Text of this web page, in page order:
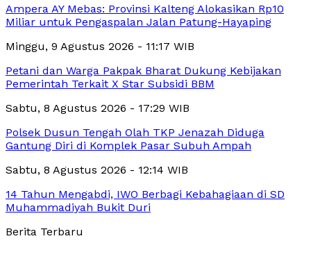
Ampera AY Mebas: Provinsi Kalteng Alokasikan Rp10
Miliar untuk Pengaspalan Jalan Patung-Hayaping
Minggu, 9 Agustus 2026 - 11:17 WIB
Petani dan Warga Pakpak Bharat Dukung Kebijakan
Pemerintah Terkait X Star Subsidi BBM
Sabtu, 8 Agustus 2026 - 17:29 WIB
Polsek Dusun Tengah Olah TKP Jenazah Diduga
Gantung Diri di Komplek Pasar Subuh Ampah
Sabtu, 8 Agustus 2026 - 12:14 WIB
14 Tahun Mengabdi, IWO Berbagi Kebahagiaan di SD
Muhammadiyah Bukit Duri
Berita Terbaru